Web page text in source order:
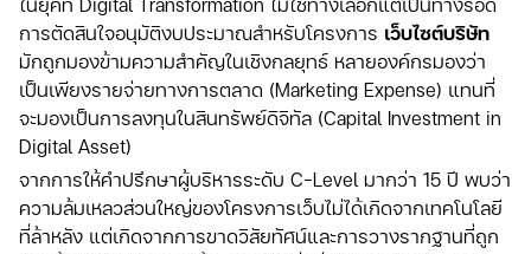
การตัดสินใจอนุมัติงบประมาณสำหรับโครงการ เว็บไซต์บริษัท
มักถูกมองข้ามความสำคัญในเชิงกลยุทธ์ หลายองค์กรมองว่า
เป็นเพียงรายจ่ายทางการตลาด (Marketing Expense) แทนที่
จะมองเป็นการลงทุนในสินทรัพย์ดิจิทัล (Capital Investment in
Digital Asset)
จากการให้คำปรึกษาผู้บริหารระดับ C-Level มากว่า 15 ปี พบว่า
ความล้มเหลวส่วนใหญ่ของโครงการเว็บไม่ได้เกิดจากเทคโนโลยี
ที่ล้าหลัง แต่เกิดจากการขาดวิสัยทัศน์และการวางรากฐานที่ถูก